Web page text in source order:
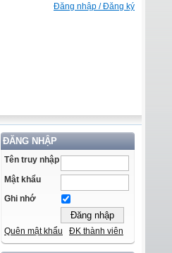
Đăng nhập / Đăng ký
ĐĂNG NHẬP
Tên truy nhập
Mật khẩu
Ghi nhớ
Quên mật khẩu ĐK thành viên